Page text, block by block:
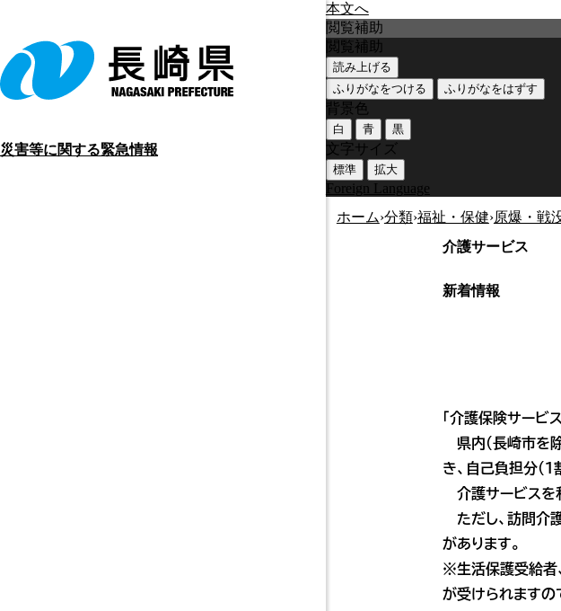
本文へ
災害等に関する緊急情報
閲覧補助
閲覧補助
読み上げる
ふりがなをつける
ふりがなをはずす
背景色
白 青 黒
文字サイズ
標準 拡大
Foreign Language
ホーム›分類›福祉・保健›原爆・戦
介護サービス
新着情報
「介護保険サービ
県内（長崎市を
き、自己負担分（
介護サービスを
ただし、訪問介
があります。
※生活保護受給者
が受けられますの